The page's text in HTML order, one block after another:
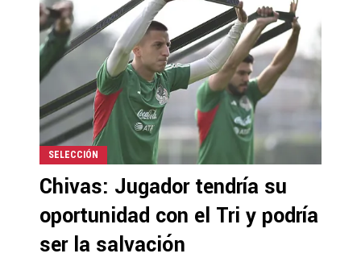
SELECCIÓN
Chivas: Jugador tendría su
oportunidad con el Tri y podría
ser la salvación